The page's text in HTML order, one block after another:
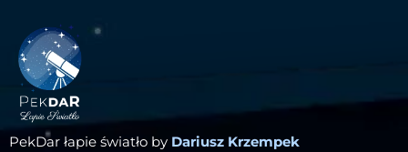
PekDar łapie światło by Dariusz Krzempek